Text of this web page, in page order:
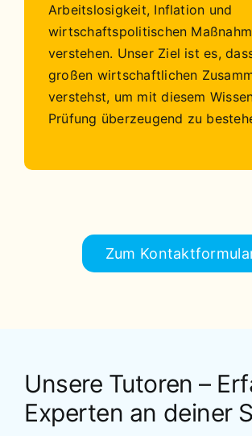
Arbeitslosigkeit, Inflation und
wirtschaftspolitischen
verstehen. Unser Ziel ist es,
großen wirtschaftlichen
verstehst, um mit diesem
Prüfung überzeugend zu
Zum
Unsere Tutoren –
Experten an deiner